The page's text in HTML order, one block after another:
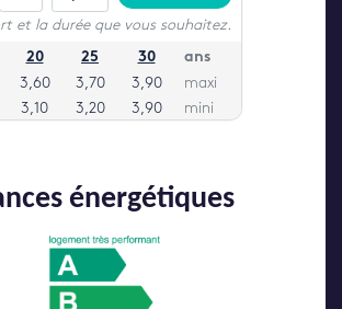
énergétiques